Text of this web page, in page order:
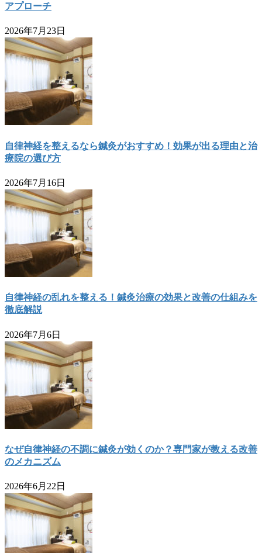
アプローチ
2026年7月23日
自律神経を整えるなら鍼灸がおすすめ！効果が出る理由と治
療院の選び方
2026年7月16日
自律神経の乱れを整える！鍼灸治療の効果と改善の仕組みを
徹底解説
2026年7月6日
なぜ自律神経の不調に鍼灸が効くのか？専門家が教える改善
のメカニズム
2026年6月22日